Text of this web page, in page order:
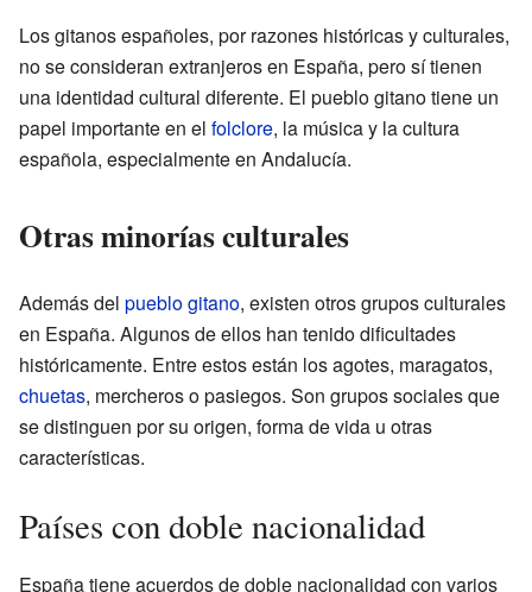
Los gitanos españoles, por razones históricas y culturales,
no se consideran extranjeros en España, pero sí tienen
una identidad cultural diferente. El pueblo gitano tiene un
papel importante en el folclore, la música y la cultura
española, especialmente en Andalucía.
Otras minorías culturales
Además del pueblo gitano, existen otros grupos culturales
en España. Algunos de ellos han tenido dificultades
históricamente. Entre estos están los agotes, maragatos,
chuetas, mercheros o pasiegos. Son grupos sociales que
se distinguen por su origen, forma de vida u otras
características.
Países con doble nacionalidad
España tiene acuerdos de doble nacionalidad con varios